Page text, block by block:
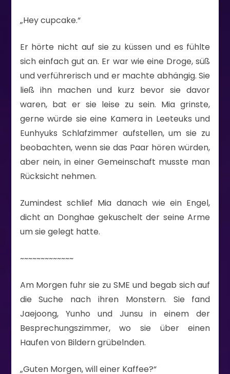
„Hey cupcake.“
Er hörte nicht auf sie zu küssen und es fühlte
sich einfach gut an. Er war wie eine Droge, süß
und verführerisch und er machte abhängig. Sie
ließ ihn machen und kurz bevor sie davor
waren, bat er sie leise zu sein. Mia grinste,
gerne würde sie eine Kamera in Leeteuks und
Eunhyuks Schlafzimmer aufstellen, um sie zu
beobachten, wenn sie das Paar hören würden,
aber nein, in einer Gemeinschaft musste man
Rücksicht nehmen.
Zumindest schlief Mia danach wie ein Engel,
dicht an Donghae gekuschelt der seine Arme
um sie gelegt hatte.
~~~~~~~~~~~~~
Am Morgen fuhr sie zu SME und begab sich auf
die Suche nach ihren Monstern. Sie fand
Jaejoong, Yunho und Junsu in einem der
Besprechungszimmer, wo sie über einen
Haufen von Bildern grübelnden.
„Guten Morgen, will einer Kaffee?“